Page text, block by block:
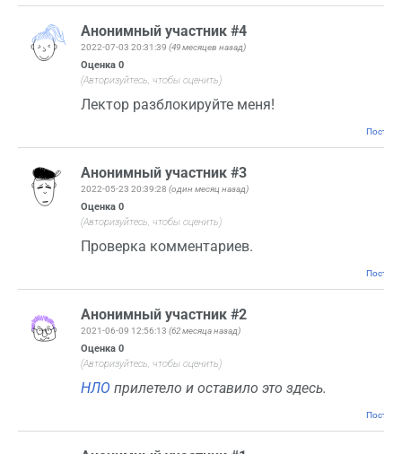
Анонимный участник #4
2022-07-03 20:31:39 (49 месяцев назад)
Оценка 0
(Авторизуйтесь, чтобы оценить)
Лектор разблокируйте меня!
Анонимный участник #3
2022-05-23 20:39:28 (один месяц назад)
Оценка 0
(Авторизуйтесь, чтобы оценить)
Проверка комментариев.
Анонимный участник #2
2021-06-09 12:56:13 (62 месяца назад)
Оценка 0
(Авторизуйтесь, чтобы оценить)
НЛО прилетело и оставило это здесь.